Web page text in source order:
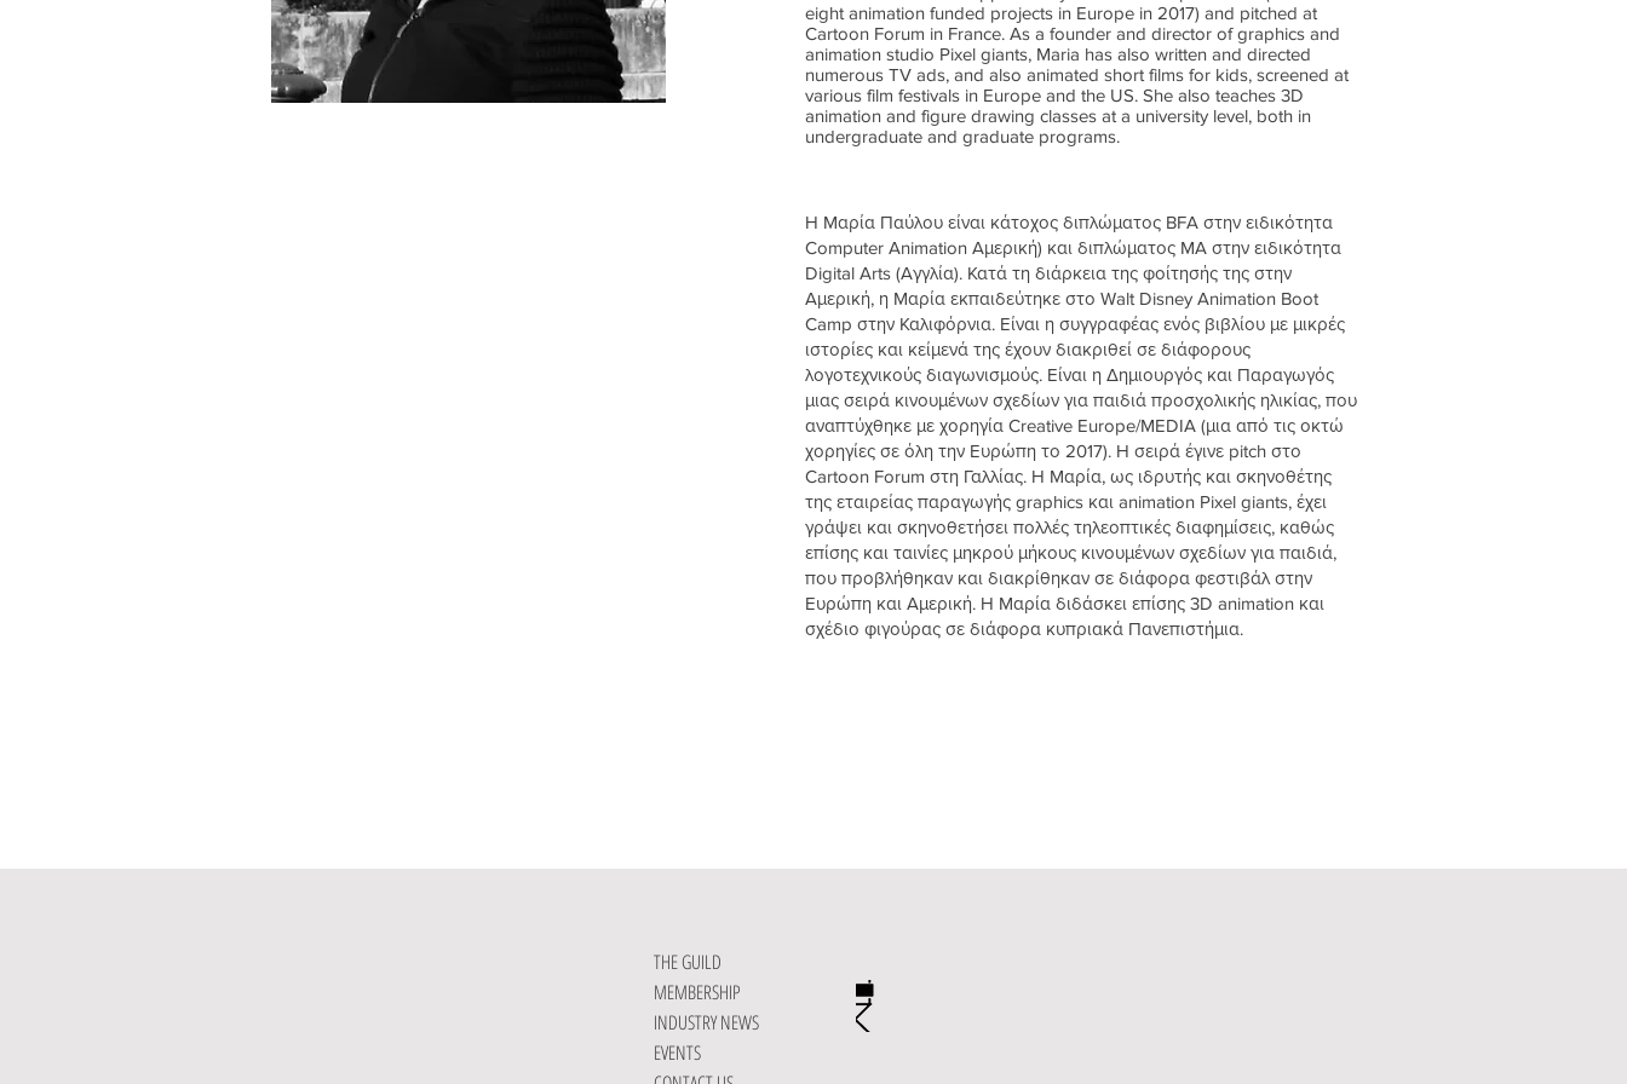
eight animation funded projects in Europe in 2017) and pitched at
Cartoon Forum in France. As a founder and director of graphics and
animation studio Pixel giants, Maria has also written and directed
numerous TV ads, and also animated short films for kids, screened at
various film festivals in Europe and the US. She also teaches 3D
animation and figure drawing classes at a university level, both in
undergraduate and graduate programs.
Η Μαρία Παύλου είναι κάτοχος διπλώματος BFA στην ειδικότητα
Computer Animation Αμερική) και διπλώματος MA στην ειδικότητα
Digital Arts (Αγγλία). Κατά τη διάρκεια της φοίτησής της στην
Αμερική, η Μαρία εκπαιδεύτηκε στο Walt Disney Animation Boot
Camp στην Καλιφόρνια. Είναι η συγγραφέας ενός βιβλίου με μικρές
ιστορίες και κείμενά της έχουν διακριθεί σε διάφορους
λογοτεχνικούς διαγωνισμούς. Είναι η Δημιουργός και Παραγωγός
μιας σειρά κινουμένων σχεδίων για παιδιά προσχολικής ηλικίας, που
αναπτύχθηκε με χορηγία Creative Europe/MEDIA (μια από τις οκτώ
χορηγίες σε όλη την Ευρώπη το 2017). Η σειρά έγινε pitch στο
Cartoon Forum στη Γαλλίας. Η Μαρία, ως ιδρυτής και σκηνοθέτης
της εταιρείας παραγωγής graphics και animation Pixel giants, έχει
γράψει και σκηνοθετήσει πολλές τηλεοπτικές διαφημίσεις, καθώς
επίσης και ταινίες μηκρού μήκους κινουμένων σχεδίων για παιδιά,
που προβλήθηκαν και διακρίθηκαν σε διάφορα φεστιβάλ στην
Ευρώπη και Αμερική. Η Μαρία διδάσκει επίσης 3D animation και
σχέδιο φιγούρας σε διάφορα κυπριακά Πανεπιστήμια.
THE GUILD
MEMBERSHIP
INDUSTRY NEWS
EVENTS